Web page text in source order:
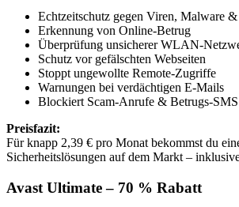
Echtzeitschutz gegen Viren, Malware
Erkennung von Online-Betrug
Überprüfung unsicherer WLAN-
Schutz vor gefälschten Webseiten
Stoppt ungewollte Remote-Zugriffe
Warnungen bei verdächtigen E-Mails
Blockiert Scam-Anrufe & Betrugs-SMS
Preisfazit:
Für knapp 2,39 € pro Monat bekommst du
Sicherheitslösungen auf dem Markt –
Avast Ultimate – 70 % Rabatt